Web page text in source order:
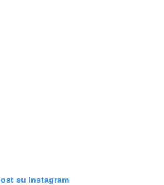
su Instagram